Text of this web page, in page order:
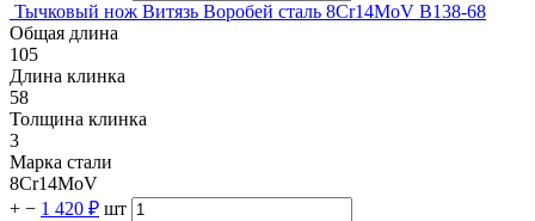
Тычковый нож Витязь Воробей сталь 8Cr14MoV B138-68
Общая длина
105
Длина клинка
58
Толщина клинка
3
Марка стали
8Cr14MoV
+ − 1 420 ₽ шт